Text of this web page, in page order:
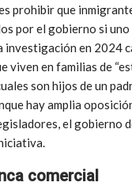
prohibir que
por el gobierno si uno
investigación en 2024
viven en familias de
son hijos de un
hay amplia
el gobierno
comercial